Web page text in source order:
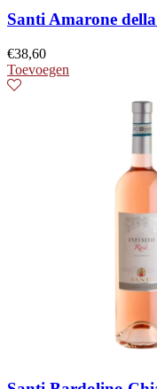
Santi Amarone
€38,60
Toevoegen